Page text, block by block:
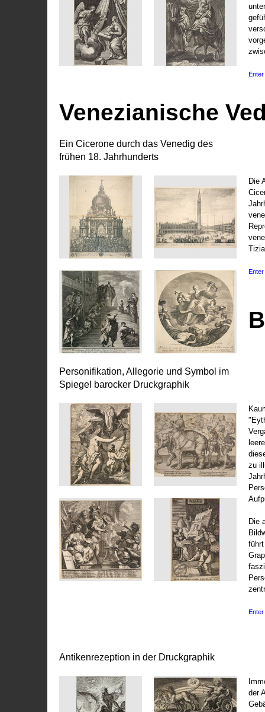
Enter
Venezianische
Ein Cicerone durch das Venedig des
frühen 18. Jahrhunderts
Die
Enter
Personifikation, Allegorie und Symbol im
Spiegel barocker Druckgraphik
zu
Die
Enter
Antikenrezeption in der Druckgraphik
der